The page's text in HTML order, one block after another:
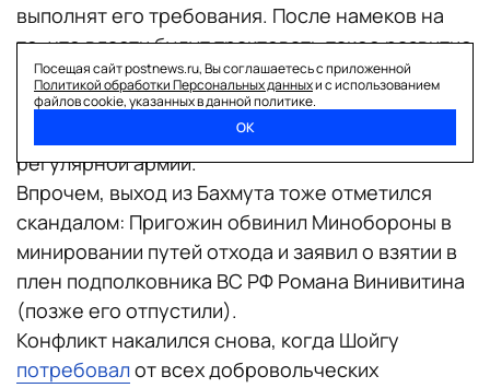
выполнят его требования. После намеков на
то, что власти будут трактовать такое развитие
событий как измену, Пригожин согласился
довестивоенную операцию до концаи
организованно передать позиции в Бахмуте
регулярной армии.
Впрочем, выход из Бахмута тоже отметился
скандалом: Пригожин обвинил Минобороны в
минировании путей отхода и заявил о взятии в
плен подполковника ВС РФ Романа Винивитина
(позже его отпустили).
Конфликт накалился снова, когда Шойгу
потребовалот всех добровольческих
Посещая сайт postnews.ru, Вы соглашаетесь с приложенной
Политикой обработки Персональных данныхи с использованием
файлов cookie, указанных в данной политике.
ОК